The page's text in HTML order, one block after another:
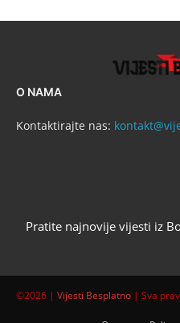
O NAMA
Kontaktirajte nas:
Pratite najnovije vijesti iz
©2026 | Vijesti Besplatno | Sva